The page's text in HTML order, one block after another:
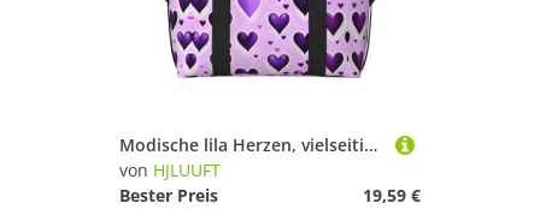
Modische lila Herzen, vielseitige persönliche Gegenstände, Reisetaschen für Damen, geräumige Reisetaschen für Reisen, Turnbeutel für Herren, Schwarz, Einheitsgröße
von HJLUUFT
Bester Preis
19,59 €